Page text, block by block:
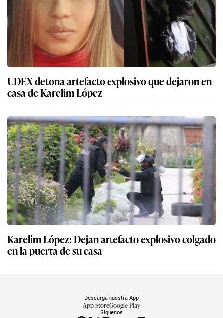
UDEX detona artefacto explosivo que dejaron en
casa de Karelim López
Karelim López: Dejan artefacto explosivo colgado
en la puerta de su casa
Síguenos
Descarga nuestra App
App StoreGoogle Play